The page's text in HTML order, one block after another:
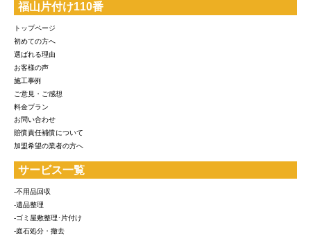
福山片付け110番
トップページ
初めての方へ
選ばれる理由
お客様の声
施工事例
ご意見・ご感想
料金プラン
お問い合わせ
賠償責任補償について
加盟希望の業者の方へ
サービス一覧
-不用品回収
-遺品整理
-ゴミ屋敷整理･片付け
-庭石処分・撤去